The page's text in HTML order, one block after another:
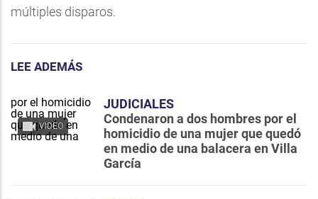
múltiples disparos.
LEE ADEMÁS
VIDEO
JUDICIALES
Condenaron a dos hombres por el
homicidio de una mujer que quedó
en medio de una balacera en Villa
García